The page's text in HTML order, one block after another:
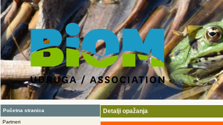
Početna stranica
Partneri
Detalji opažanja